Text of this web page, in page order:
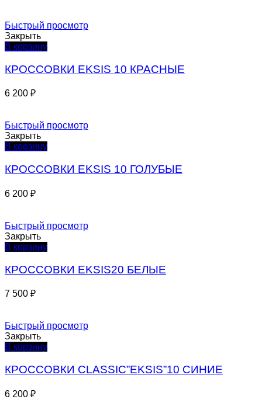
Быстрый просмотр
Закрыть
В корзину
КРОССОВКИ EKSIS 10 КРАСНЫЕ
6 200 ₽
Быстрый просмотр
Закрыть
В корзину
КРОССОВКИ EKSIS 10 ГОЛУБЫЕ
6 200 ₽
Быстрый просмотр
Закрыть
В корзину
КРОССОВКИ EKSIS20 БЕЛЫЕ
7 500 ₽
Быстрый просмотр
Закрыть
В корзину
КРОССОВКИ СLASSIC”EKSIS”10 СИНИЕ
6 200 ₽